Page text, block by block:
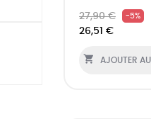
27,90 € -5%
26,51 €
 AJOUTER